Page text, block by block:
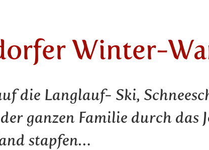
Winter-
die Langlauf- Ski,
ganzen Familie durch das
stapfen…